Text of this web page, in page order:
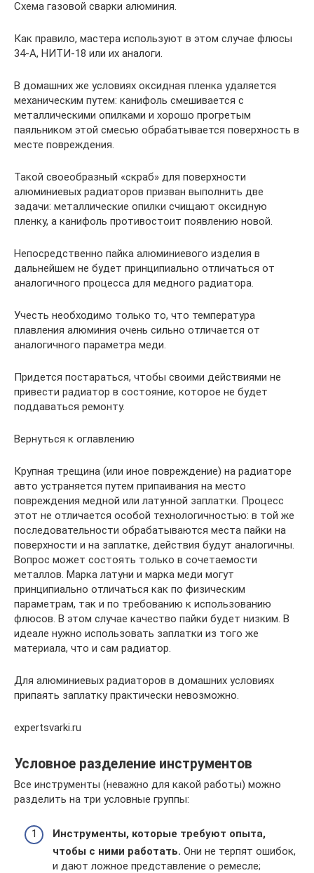
Схема газовой сварки алюминия.
Как правило, мастера используют в этом случае флюсы
34-А, НИТИ-18 или их аналоги.
В домашних же условиях оксидная пленка удаляется
механическим путем: канифоль смешивается с
металлическими опилками и хорошо прогретым
паяльником этой смесью обрабатывается поверхность в
месте повреждения.
Такой своеобразный «скраб» для поверхности
алюминиевых радиаторов призван выполнить две
задачи: металлические опилки счищают оксидную
пленку, а канифоль противостоит появлению новой.
Непосредственно пайка алюминиевого изделия в
дальнейшем не будет принципиально отличаться от
аналогичного процесса для медного радиатора.
Учесть необходимо только то, что температура
плавления алюминия очень сильно отличается от
аналогичного параметра меди.
Придется постараться, чтобы своими действиями не
привести радиатор в состояние, которое не будет
поддаваться ремонту.
Вернуться к оглавлению
Крупная трещина (или иное повреждение) на радиаторе
авто устраняется путем припаивания на место
повреждения медной или латунной заплатки. Процесс
этот не отличается особой технологичностью: в той же
последовательности обрабатываются места пайки на
поверхности и на заплатке, действия будут аналогичны.
Вопрос может состоять только в сочетаемости
металлов. Марка латуни и марка меди могут
принципиально отличаться как по физическим
параметрам, так и по требованию к использованию
флюсов. В этом случае качество пайки будет низким. В
идеале нужно использовать заплатки из того же
материала, что и сам радиатор.
Для алюминиевых радиаторов в домашних условиях
припаять заплатку практически невозможно.
expertsvarki.ru
Условное разделение инструментов
Все инструменты (неважно для какой работы) можно
разделить на три условные группы:
Инструменты, которые требуют опыта,
чтобы с ними работать. Они не терпят ошибок,
и дают ложное представление о ремесле;